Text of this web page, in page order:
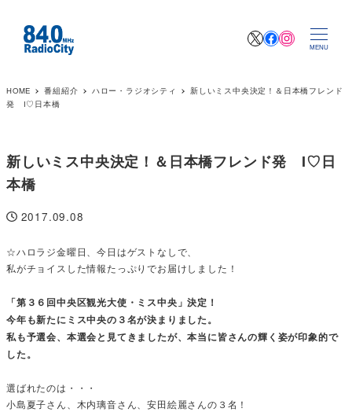
XFacebook
MENU
HOME 番組紹介 ハロー・ラジオシティ
新しいミス中央決定！＆日本橋フレンド
発 I♡日本橋
新しいミス中央決定！＆日本橋フレンド発 I♡日
本橋
投稿日
2017.09.08
☆ハロラジ金曜日、今日はゲストなしで、
私がチョイスした情報たっぷりでお届けしました！
「第３６回中央区観光大使・ミス中央」決定！
今年も新たにミス中央の３名が決まりました。
私も予選会、本選会と見てきましたが、本当に皆さんの輝く姿が印象的で
した。
選ばれたのは・・・
小島夏子さん、木内璃音さん、安田絵麗さんの３名！